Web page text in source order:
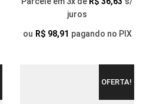
juros
ou R$ 98,91 pagando no PIX
OFERTA!